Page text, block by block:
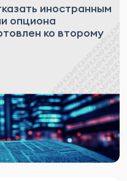
иностранным
опциона
ко второму